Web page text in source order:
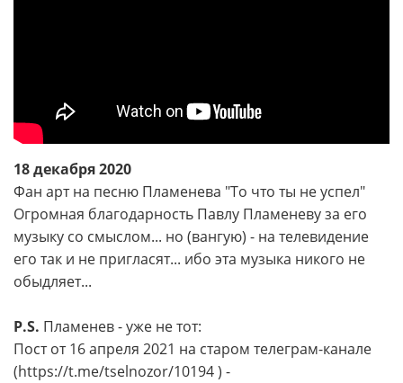
18 декабря 2020
Фан арт на песню Пламенева "То что ты не успел"
Огромная благодарность Павлу Пламеневу за его
музыку со смыслом... но (вангую) - на телевидение
его так и не пригласят... ибо эта музыка никого не
обыдляет...
P.S. Пламенев - уже не тот:
Пост от 16 апреля 2021 на старом телеграм-канале
(https://t.me/tselnozor/10194 ) -